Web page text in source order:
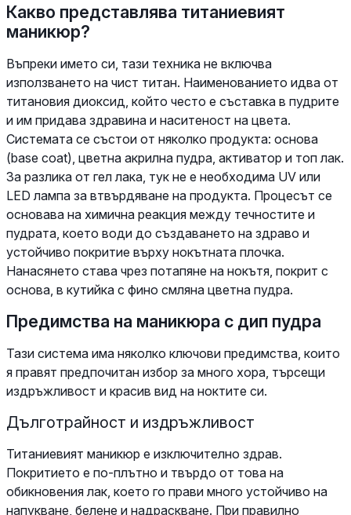
Какво представлява титаниевият
маникюр?
Въпреки името си, тази техника не включва
използването на чист титан. Наименованието идва от
титановия диоксид, който често е съставка в пудрите
и им придава здравина и наситеност на цвета.
Системата се състои от няколко продукта: основа
(base coat), цветна акрилна пудра, активатор и топ лак.
За разлика от гел лака, тук не е необходима UV или
LED лампа за втвърдяване на продукта. Процесът се
основава на химична реакция между течностите и
пудрата, което води до създаването на здраво и
устойчиво покритие върху нокътната плочка.
Нанасянето става чрез потапяне на нокътя, покрит с
основа, в кутийка с фино смляна цветна пудра.
Предимства на маникюра с дип пудра
Тази система има няколко ключови предимства, които
я правят предпочитан избор за много хора, търсещи
издръжливост и красив вид на ноктите си.
Дълготрайност и издръжливост
Титаниевият маникюр е изключително здрав.
Покритието е по-плътно и твърдо от това на
обикновения лак, което го прави много устойчиво на
напукване, белене и надраскване. При правилно